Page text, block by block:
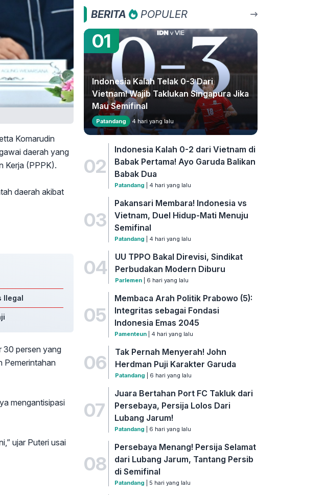
Komarudin
daerah yang
Kerja (PPPK).
daerah akibat
Ilegal
30 persen yang
Pemerintahan
mengantisipasi
ujar Puteri usai
BERITA POPULER
01
Indonesia Kalah Telak 0-3 Dari
Vietnam! Wajib Taklukan Singapura Jika
Mau Semifinal
Patandang 4 hari yang lalu
02
Indonesia Kalah 0-2 dari Vietnam di
Babak Pertama! Ayo Garuda Balikan
Babak Dua
Patandang | 4 hari yang lalu
03
Pakansari Membara! Indonesia vs
Vietnam, Duel Hidup-Mati Menuju
Semifinal
Patandang | 4 hari yang lalu
04
UU TPPO Bakal Direvisi, Sindikat
Perbudakan Modern Diburu
Parlemen| 6 hari yang lalu
05
Membaca Arah Politik Prabowo (5):
Integritas sebagai Fondasi
Indonesia Emas 2045
Pamenteun | 4 hari yang lalu
06
Tak Pernah Menyerah! John
Herdman Puji Karakter Garuda
Patandang | 6 hari yang lalu
07
Juara Bertahan Port FC Takluk dari
Persebaya, Persija Lolos Dari
Lubang Jarum!
Patandang | 6 hari yang lalu
08
Persebaya Menang! Persija Selamat
dari Lubang Jarum, Tantang Persib
di Semifinal
Patandang | 5 hari yang lalu